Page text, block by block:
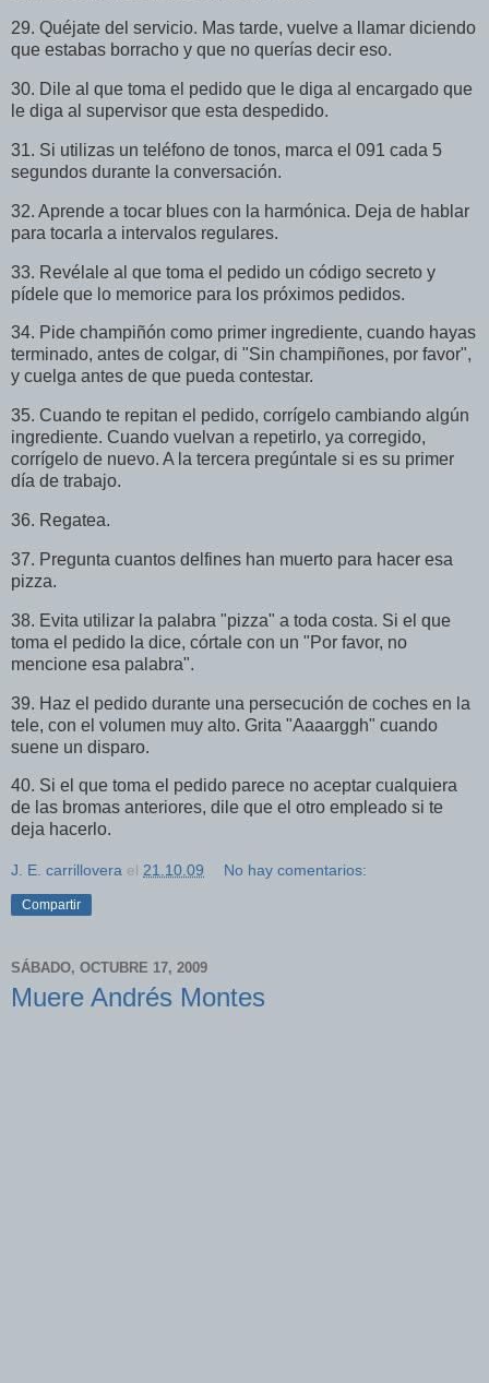
29. Quéjate del servicio. Mas tarde, vuelve a llamar diciendo
que estabas borracho y que no querías decir eso.
30. Dile al que toma el pedido que le diga al encargado que
le diga al supervisor que esta despedido.
31. Si utilizas un teléfono de tonos, marca el 091 cada 5
segundos durante la conversación.
32. Aprende a tocar blues con la harmónica. Deja de hablar
para tocarla a intervalos regulares.
33. Revélale al que toma el pedido un código secreto y
pídele que lo memorice para los próximos pedidos.
34. Pide champiñón como primer ingrediente, cuando hayas
terminado, antes de colgar, di "Sin champiñones, por favor",
y cuelga antes de que pueda contestar.
35. Cuando te repitan el pedido, corrígelo cambiando algún
ingrediente. Cuando vuelvan a repetirlo, ya corregido,
corrígelo de nuevo. A la tercera pregúntale si es su primer
día de trabajo.
36. Regatea.
37. Pregunta cuantos delfines han muerto para hacer esa
pizza.
38. Evita utilizar la palabra "pizza" a toda costa. Si el que
toma el pedido la dice, córtale con un "Por favor, no
mencione esa palabra".
39. Haz el pedido durante una persecución de coches en la
tele, con el volumen muy alto. Grita "Aaaarggh" cuando
suene un disparo.
40. Si el que toma el pedido parece no aceptar cualquiera
de las bromas anteriores, dile que el otro empleado si te
deja hacerlo.
J. E. carrillovera el 21.10.09 No hay comentarios:
Compartir
SÁBADO, OCTUBRE 17, 2009
Muere Andrés Montes